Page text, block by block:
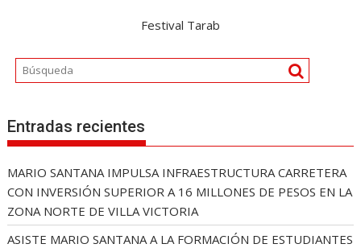
Festival Tarab
Entradas recientes
MARIO SANTANA IMPULSA INFRAESTRUCTURA CARRETERA
CON INVERSIÓN SUPERIOR A 16 MILLONES DE PESOS EN LA
ZONA NORTE DE VILLA VICTORIA
ASISTE MARIO SANTANA A LA FORMACIÓN DE ESTUDIANTES